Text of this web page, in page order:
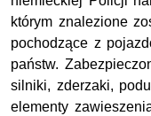
którym znalezione
pochodzące z
państw.
silniki, zderzaki,
elementy